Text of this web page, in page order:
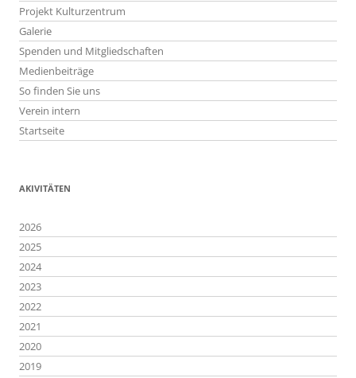
Projekt Kulturzentrum
Galerie
Spenden und Mitgliedschaften
Medienbeiträge
So finden Sie uns
Verein intern
Startseite
AKIVITÄTEN
2026
2025
2024
2023
2022
2021
2020
2019